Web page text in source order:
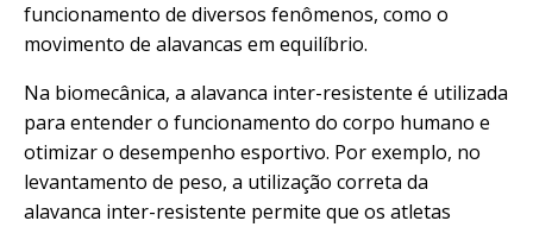
funcionamento de diversos fenômenos, como o
movimento de alavancas em equilíbrio.
Na biomecânica, a alavanca inter-resistente é utilizada
para entender o funcionamento do corpo humano e
otimizar o desempenho esportivo. Por exemplo, no
levantamento de peso, a utilização correta da
alavanca inter-resistente permite que os atletas